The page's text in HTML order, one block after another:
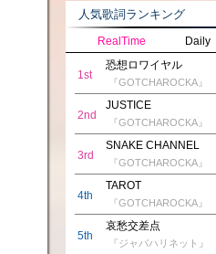
人気歌詞ランキング
RealTime Daily
1st
恐想ロワイヤル
『GOTCHAROCKA』
2nd
JUSTICE
『GOTCHAROCKA』
3rd
SNAKE CHANNEL
『GOTCHAROCKA』
4th
TAROT
『GOTCHAROCKA』
5th
哀愁交差点
『ジャパハリネット』